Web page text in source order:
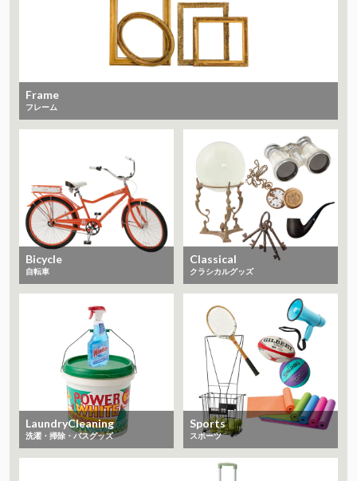
Frame
フレーム
Bicycle
自転車
Classical
クラシカルグッズ
LaundryCleaning
洗濯・掃除・バスグッズ
Sports
スポーツ